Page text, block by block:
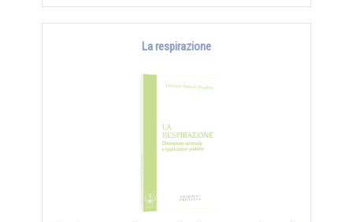
La respirazione